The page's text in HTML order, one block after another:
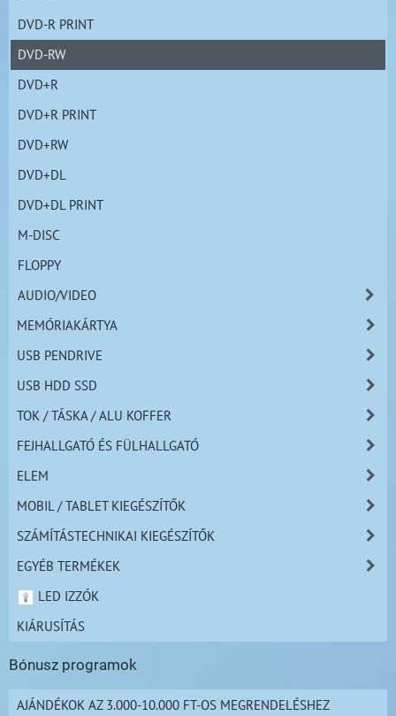
DVD-R PRINT
DVD-RW
DVD+R
DVD+R PRINT
DVD+RW
DVD+DL
DVD+DL PRINT
M-DISC
FLOPPY
AUDIO/VIDEO
MEMÓRIAKÁRTYA
USB PENDRIVE
USB HDD SSD
TOK / TÁSKA / ALU KOFFER
FEJHALLGATÓ ÉS FÜLHALLGATÓ
ELEM
MOBIL / TABLET KIEGÉSZÍTŐK
SZÁMÍTÁSTECHNIKAI KIEGÉSZÍTŐK
EGYÉB TERMÉKEK
LED IZZÓK
KIÁRUSÍTÁS
Bónusz programok
AJÁNDÉKOK AZ 3.000-10.000 FT-OS MEGRENDELÉSHEZ